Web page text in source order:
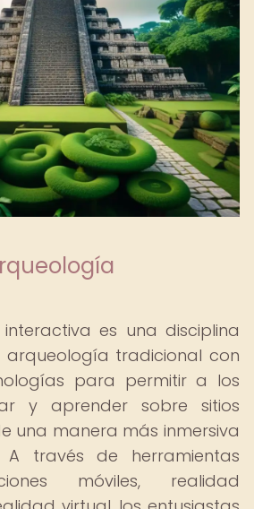
es una disciplina
tradicional con
para permitir a los
y aprender sobre sitios
una manera más inmersiva
través de herramientas
móviles, realidad